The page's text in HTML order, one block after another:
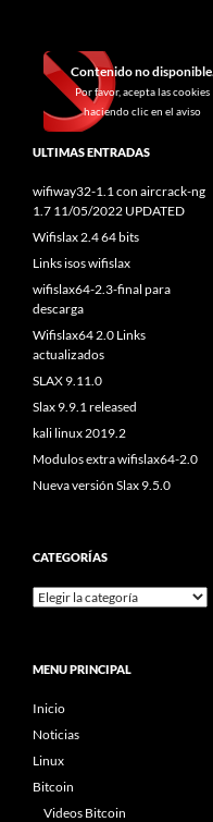
Contenido no
Por favor, acepta las cookies
haciendo clic en el aviso
ULTIMAS ENTRADAS
wifiway32-1.1 con aircrack-ng
1.7 11/05/2022 UPDATED
Wifislax 2.4 64 bits
Links isos wifislax
wifislax64-2.3-final para
descarga
Wifislax64 2.0 Links
actualizados
SLAX 9.11.0
Slax 9.9.1 released
kali linux 2019.2
Modulos extra wifislax64-2.0
Nueva versión Slax 9.5.0
CATEGORÍAS
MENU PRINCIPAL
Inicio
Noticias
Linux
Bitcoin
Videos Bitcoin